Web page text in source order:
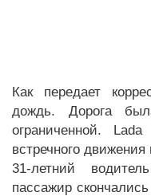
Как передает
дождь. Дорога
ограниченной.
встречного
31-летний
пассажир